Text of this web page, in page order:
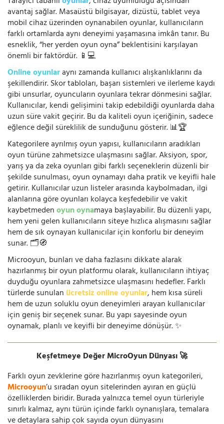
avantaj sağlar. Masaüstü bilgisayar, dizüstü, tablet veya
mobil cihaz üzerinden oynanabilen oyunlar, kullanıcıların
farklı ortamlarda aynı deneyimi yaşamasına imkân tanır. Bu
esneklik, “her yerden oyun oyna” beklentisini karşılayan
önemli bir faktördür. 📱💻
Online oyunlaraynı zamanda kullanıcı alışkanlıklarını da
şekillendirir. Skor tabloları, başarı sistemleri ve ilerleme kaydı
gibi unsurlar, oyuncuların oyunlara tekrar dönmesini sağlar.
Kullanıcılar, kendi gelişimini takip edebildiği oyunlarda daha
uzun süre vakit geçirir. Bu da kaliteli oyun içeriğinin, sadece
eğlence değil süreklilik de sunduğunu gösterir. 📊🏆
Kategorilere ayrılmış oyun yapısı, kullanıcıların aradıkları
oyun türüne zahmetsizce ulaşmasını sağlar. Aksiyon, spor,
yarış ya da zeka oyunları gibi farklı seçeneklerin düzenli bir
şekilde sunulması, oyun oynamayı daha pratik ve keyifli hale
getirir. Kullanıcılar uzun listeler arasında kaybolmadan, ilgi
alanlarına göre oyunları kolayca keşfedebilir ve vakit
kaybetmedenoyun oynamaya başlayabilir. Bu düzenli yapı,
hem yeni gelen kullanıcıların siteye hızlıca alışmasını sağlar
hem de sık oynayan kullanıcılar için konforlu bir deneyim
sunar. 🗂️🧭
Microoyun, bunları ve daha fazlasını dikkate alarak
hazırlanmış bir oyun platformu olarak, kullanıcıların ihtiyaç
duyduğu oyunlara zahmetsizce ulaşmasını hedefler. Farklı
türlerde sunulan ücretsiz online oyunlar, hem kısa süreli
hem de uzun soluklu oyun deneyimleri arayan kullanıcılar
için geniş bir seçenek sunar. Bu yapı sayesinde oyun
oynamak, planlı ve keyifli bir deneyime dönüşür. ✨
Keşfetmeye Değer MicroOyun Dünyası 🚀
Farklı oyun zevklerine göre hazırlanmış oyun kategorileri,
Microoyun’u sıradan oyun sitelerinden ayıran en güçlü
özelliklerden biridir. Burada yalnızca temel oyun türleriyle
sınırlı kalmaz, aynı türün içinde farklı oynanışlara, temalara
ve detaylara sahip çok sayıda oyun dünyasını